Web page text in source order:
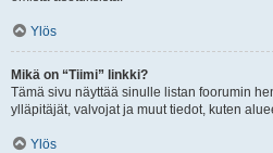
Ylös
Mikä on “Tiimi” linkki?
Tämä sivu näyttää sinulle listan foorumin
ylläpitäjät, valvojat ja muut tiedot, kuten
Ylös